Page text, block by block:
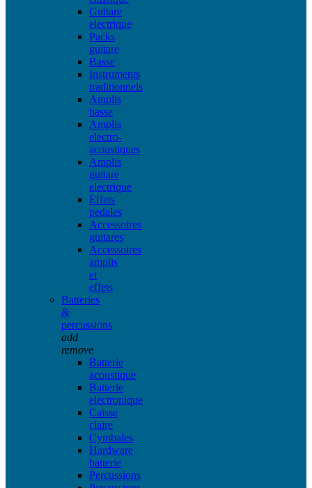
Guitare
electrique
Packs
guitare
Basse
Instruments
traditionnels
Amplis
basse
Amplis
electro-
acoustiques
Amplis
guitare
electrique
Effets
pedales
Accessoires
guitares
Accessoires
amplis
et
effets
Batteries
&
percussions
add
remove
Batterie
acoustique
Batterie
electronique
Caisse
claire
Cymbales
Hardware
batterie
Percussions